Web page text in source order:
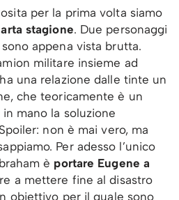
per la prima volta siamo
stagione. Due personaggi
appena vista brutta.
militare insieme ad
una relazione dalle tinte un
che teoricamente è un
mano la soluzione
non è mai vero, ma
Per adesso l’unico
è portare Eugene a
a mettere fine al disastro
obiettivo per il quale sono